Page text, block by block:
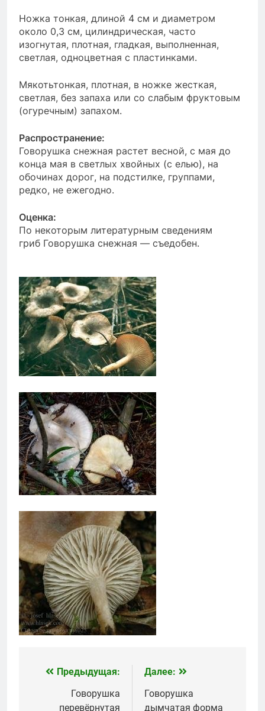
Ножка тонкая, длиной 4 см и диаметром
около 0,3 см, цилиндрическая, часто
изогнутая, плотная, гладкая, выполненная,
светлая, одноцветная с пластинками.
Мякотьтонкая, плотная, в ножке жесткая,
светлая, без запаха или со слабым фруктовым
(огуречным) запахом.
Распространение:
Говорушка снежная растет весной, с мая до
конца мая в светлых хвойных (с елью), на
обочинах дорог, на подстилке, группами,
редко, не ежегодно.
Оценка:
По некоторым литературным сведениям
гриб Говорушка снежная — съедобен.
Навигация
Предыдущая:
Говорушка
перевёрнутая
Далее:
Говорушка
дымчатая форма